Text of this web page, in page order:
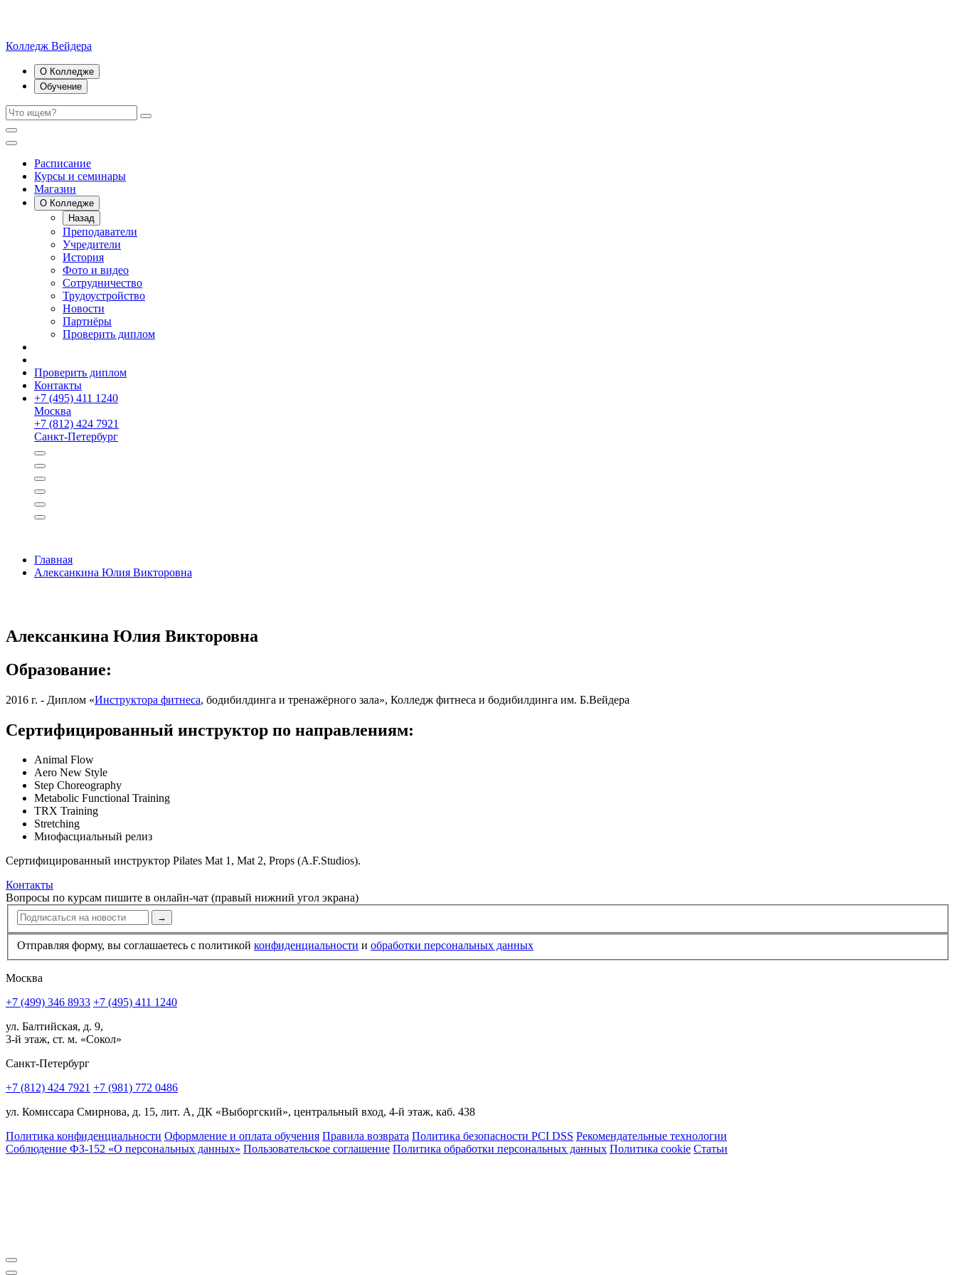
Колледж Вейдера
О Колледже
Обучение
Расписание
Курсы и семинары
Магазин
О Колледже
Назад
Преподаватели
Учредители
История
Фото и видео
Сотрудничество
Трудоустройство
Новости
Партнёры
Проверить диплом
Проверить диплом
Контакты
+7 (495) 411 1240
Москва
+7 (812) 424 7921
Санкт-Петербург
Главная
Алексанкина Юлия Викторовна
Алексанкина Юлия Викторовна
Образование:
2016 г. - Диплом «Инструктора фитнеса, бодибилдинга и тренажёрного зала», Колледж фитнеса и бодибилдинга им. Б.Вейдера
Сертифицированный инструктор по направлениям:
Animal Flow
Aero New Style
Step Choreography
Metabolic Functional Training
TRX Training
Stretching
Миофасциальный релиз
Сертифицированный инструктор Pilates Mat 1, Mat 2, Props (A.F.Studios).
Контакты
Вопросы по курсам пишите в онлайн-чат (правый нижний угол экрана)
→
Отправляя форму, вы соглашаетесь с политикой конфи­ден­циальности и обработки персональных данных
Москва
+7 (499) 346 8933 +7 (495) 411 1240
ул. Балтийская, д. 9,
3-й этаж, ст. м. «Сокол»
Санкт-Петербург
+7 (812) 424 7921 +7 (981) 772 0486
ул. Комиссара Смирнова, д. 15, лит. А, ДК «Выборгский», центральный вход, 4-й этаж, каб. 438
Политика конфиденциальности Оформление и оплата обучения Правила возврата Политика безопасности PCI DSS Рекомендательные технологии
Соблюдение ФЗ-152 «О персональ­ных данных» Пользовательское соглашение Политика обработки персональных данных Политика cookie Статьи